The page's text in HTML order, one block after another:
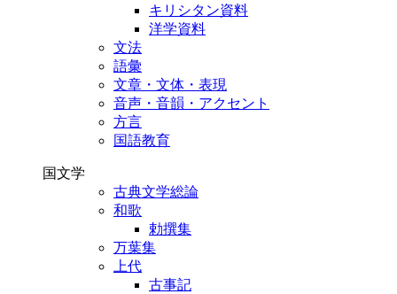
キリシタン資料
洋学資料
文法
語彙
文章・文体・表現
音声・音韻・アクセント
方言
国語教育
国文学
古典文学総論
和歌
勅撰集
万葉集
上代
古事記